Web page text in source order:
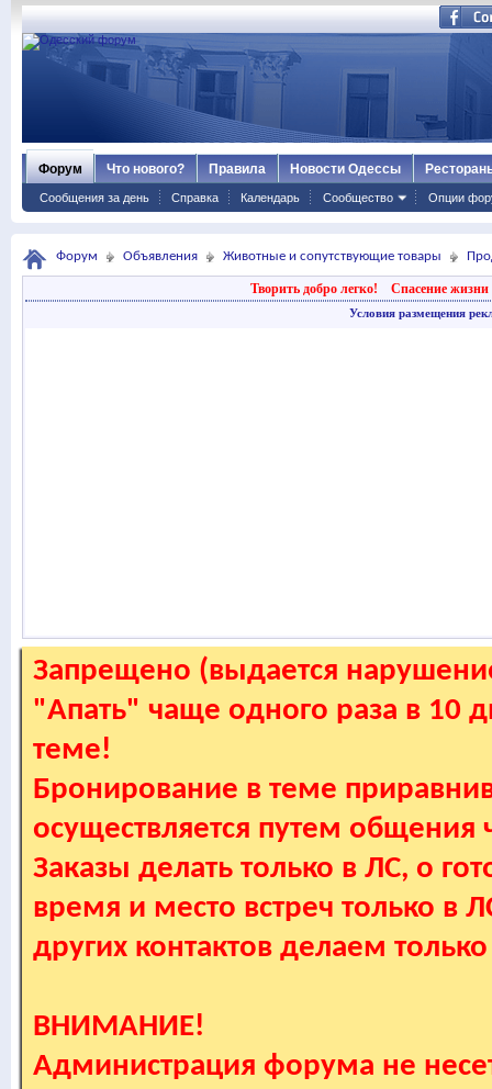
Форум
Сообщения за день Справка Календарь Сообщество Опции
Что нового? Правила Новости Одессы
Форум Объявления Животные и сопутствующие товары
Творить добро легко! Спасение жизни
Условия размещения
Запрещено (выдается
"Апать" чаще одного раза в 10
теме!
Бронирование в теме
осуществляется путем
Заказы делать только в ЛС, о
время и место встреч только в
других контактов делаем
ВНИМАНИЕ!
Администрация форума не